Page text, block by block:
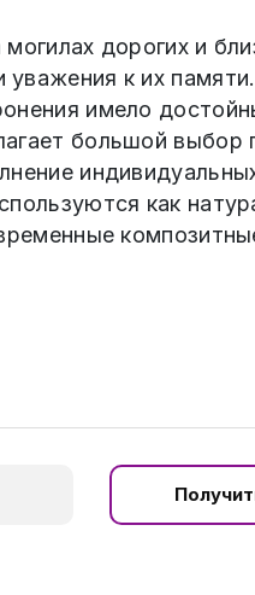
дорогих и
к их
имело
большой выбор
как